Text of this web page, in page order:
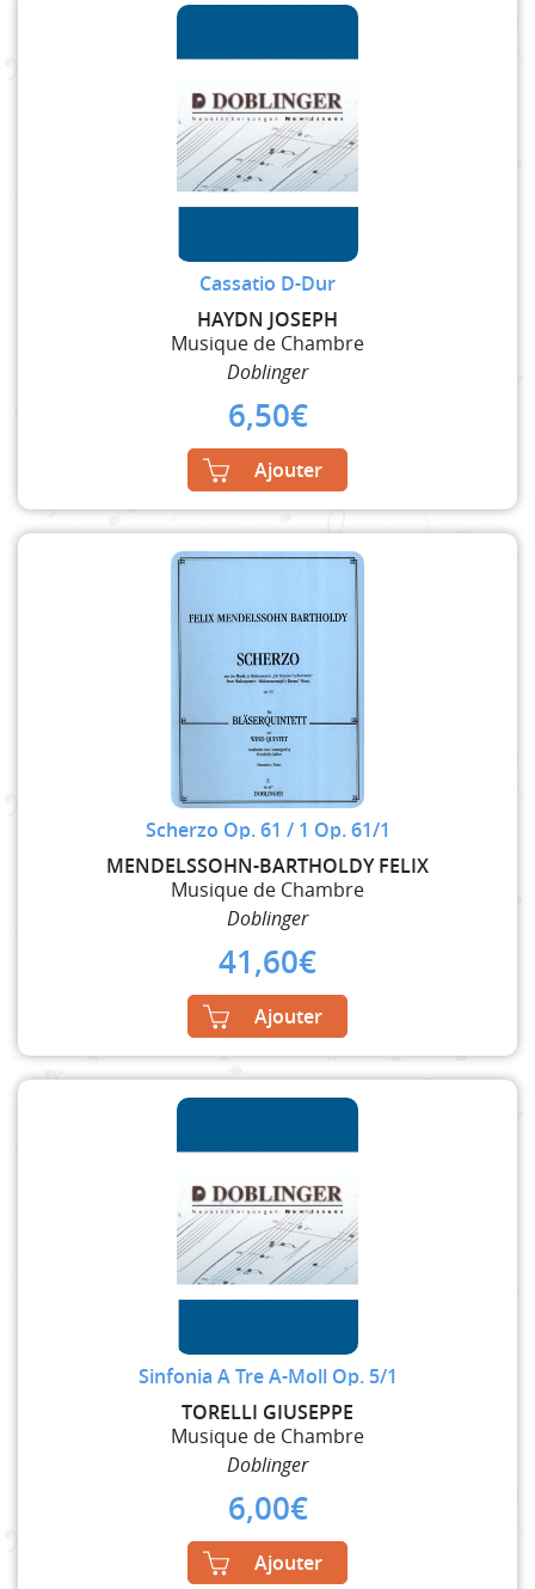
Cassatio D-Dur
HAYDN JOSEPH
Musique de Chambre
Doblinger
6,50€
Ajouter
Scherzo Op. 61 / 1 Op. 61/1
MENDELSSOHN-BARTHOLDY FELIX
Musique de Chambre
Doblinger
41,60€
Ajouter
Sinfonia A Tre A-Moll Op. 5/1
TORELLI GIUSEPPE
Musique de Chambre
Doblinger
6,00€
Ajouter